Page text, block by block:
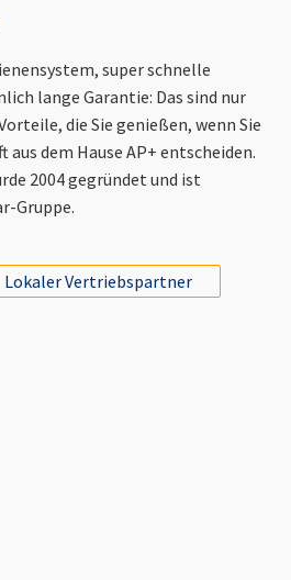
super schnelle
lange Garantie: Das sind nur
die Sie genießen, wenn Sie
dem Hause AP+ entscheiden.
2004 gegründet und ist
Gruppe.
Lokaler Vertriebspartner